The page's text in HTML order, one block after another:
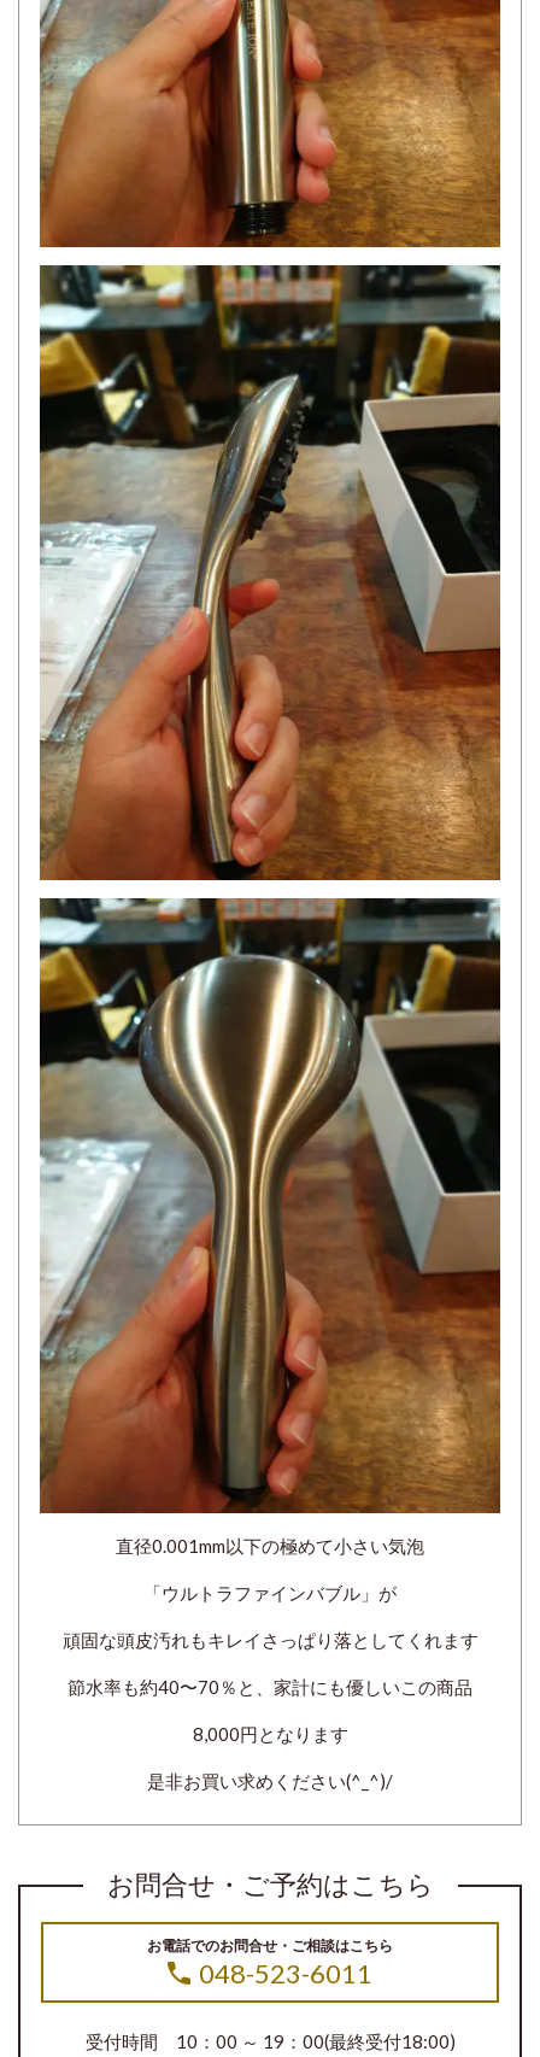
直径0.001mm以下の極めて小さい気泡
「ウルトラファインバブル」が
頑固な頭皮汚れもキレイさっぱり落としてくれます
節水率も約40〜70％と、家計にも優しいこの商品
8,000円となります
是非お買い求めください(^_^)/
お問合せ・ご予約はこちら
お電話でのお問合せ・ご相談はこちら
048-523-6011
受付時間 10：00 ～ 19：00(最終受付18:00)